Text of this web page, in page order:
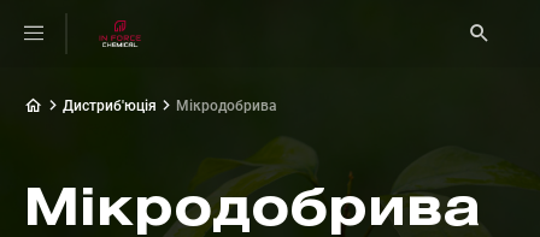
Дистриб'юція Мікродобрива
Мікродобрива